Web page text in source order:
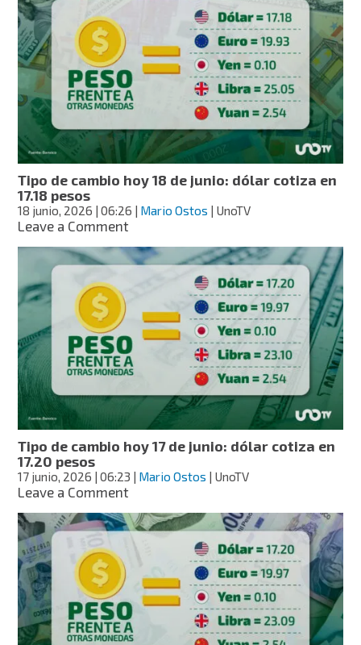
de
junio:
dólar
cotiza
17.36
pesos
Tipo de cambio hoy 18 de junio: dólar cotiza en
17.18 pesos
18 junio, 2026 | 06:26 | Mario Ostos | UnoTV
Leave a Commenton
de
de
junio:
dólar
cotiza
17.18
pesos
Tipo de cambio hoy 17 de junio: dólar cotiza en
17.20 pesos
17 junio, 2026 | 06:23 | Mario Ostos | UnoTV
Leave a Commenton
de
cambio
hoy
de
junio:
dólar
cotiza